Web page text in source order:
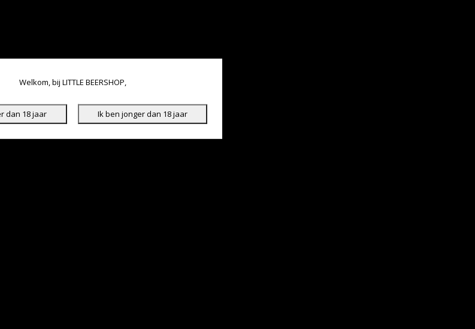
Welkom, bij LITTLE BEERSHOP,